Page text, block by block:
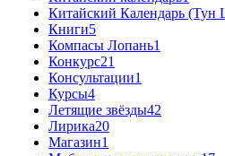
Китайский Календарь (Тун
Книги5
Компасы Лопань1
Конкурс21
Консультации1
Курсы4
Летящие звёзды42
Лирика20
Магазин1